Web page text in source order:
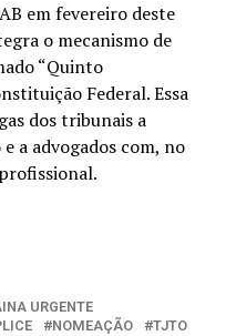
em fevereiro deste
o mecanismo de
“Quinto
Federal. Essa
dos tribunais a
a advogados com, no
URGENTE
NOMEAÇÃO
TJTO